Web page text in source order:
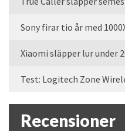
Sony firar tio år med
Xiaomi släpper lur under
Test: Logitech Zone
Recensioner